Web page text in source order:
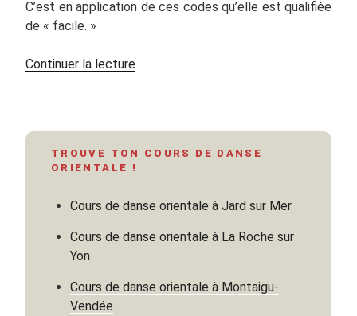
C’est en application de ces codes qu’elle est qualifiée
de « facile. »
Continuer la lecturede
danse
« Facile » »
TROUVE TON COURS DE DANSE
ORIENTALE !
Cours de danse orientale à Jard sur Mer
Cours de danse orientale à La Roche sur
Yon
Cours de danse orientale à Montaigu-
Vendée